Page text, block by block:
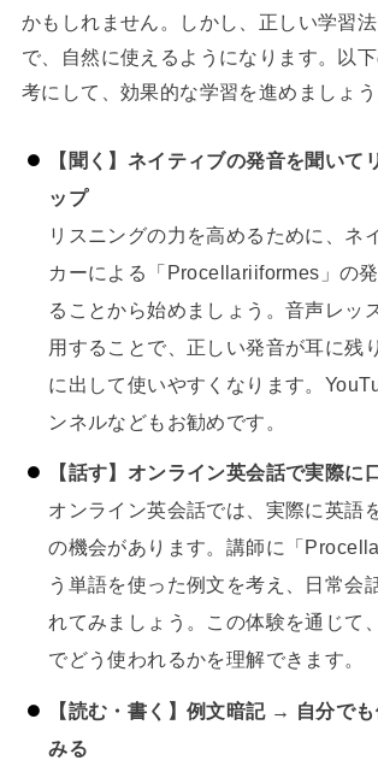
かもしれません。しかし、正しい学習
で、自然に使えるようになります。以
考にして、効果的な学習を進めましょう
【聞く】ネイティブの発音を聞いて
ップ
リスニングの力を高めるために、ネ
カーによる「Procellariiformes」の
ることから始めましょう。音声レッ
用することで、正しい発音が耳に残
に出して使いやすくなります。
ンネルなどもお勧めです。
【話す】オンライン英会話で実際に
オンライン英会話では、実際に英語
の機会があります。講師に「
う単語を使った例文を考え、日常会
れてみましょう。この体験を通じて
でどう使われるかを理解できます。
【読む・書く】例文暗記 → 自分で
みる